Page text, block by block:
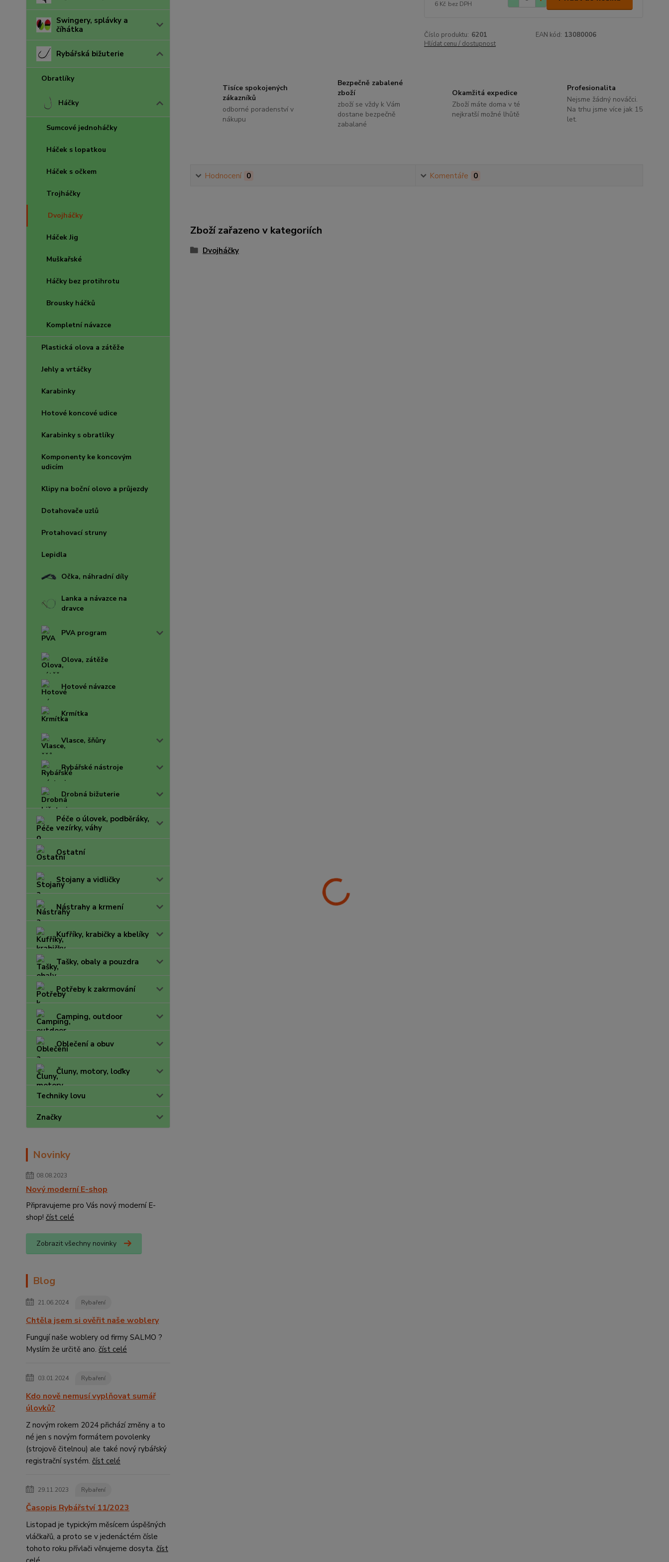
Swingery, splávky a
číhátka
Rybářská bižuterie
Obratlíky
Háčky
Sumcové jednoháčky
Háček s lopatkou
Háček s očkem
Trojháčky
Dvojháčky
Háček Jig
Muškařské
Háčky bez protihrotu
Brousky háčků
Kompletní návazce
Plastická olova a zátěže
Jehly a vrtáčky
Karabinky
Hotové koncové udice
Karabinky s obratlíky
Komponenty ke koncovým
udicím
Klipy na boční olovo a průjezdy
Dotahovače uzlů
Protahovací struny
Lepidla
Očka, náhradní díly
Lanka a návazce na
dravce
PVA program
Olova, zátěže
Hotové návazce
Krmítka
Vlasce, šňůry
Rybářské nástroje
Drobná bižuterie
Péče o úlovek, podběráky,
vezírky, váhy
Ostatní
Stojany a vidličky
Nástrahy a krmení
Kufříky, krabičky a kbelíky
Tašky, obaly a pouzdra
Potřeby k zakrmování
Camping, outdoor
Oblečení a obuv
Čluny, motory, loďky
Techniky lovu
Značky
Novinky
08.08.2023
Nový moderní E-shop
Připravujeme pro Vás nový moderní E-
shop! číst celé
Zobrazit všechny novinky
Blog
21.06.2024 Rybaření
Chtěla jsem si ověřit naše woblery
Fungují naše woblery od firmy SALMO ?
Myslím že určitě ano. číst celé
03.01.2024 Rybaření
Kdo nově nemusí vyplňovat sumář
úlovků?
Z novým rokem 2024 přichází změny a to
né jen s novým formátem povolenky
(strojově čitelnou) ale také nový rybářský
registrační systém. číst celé
29.11.2023 Rybaření
Časopis Rybářství 11/2023
Listopad je typickým měsícem úspěšných
vláčkařů, a proto se v jedenáctém čísle
tohoto roku přívlači věnujeme dosyta. číst
6 Kč bez DPH
Číslo produktu: 6201 EAN kód: 13080006
Hlídat cenu / dostupnost
Tisíce spokojených
zákazníků
odborné poradenství v
nákupu
Bezpečně zabalené
zboží
zboží se vždy k Vám
dostane bezpečně
zabalané
Okamžitá expedice
Zboží máte doma v té
nejkratší možné lhůtě
Profesionalita
Nejsme žádný nováčci.
Na trhu jsme více jak 15
let.
Hodnocení 0 Komentáře 0
Zboží zařazeno v kategoriích
Dvojháčky